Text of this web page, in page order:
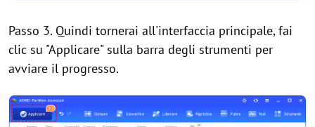
Passo 3. Quindi tornerai all'interfaccia principale, fai
clic su "Applicare" sulla barra degli strumenti per
avviare il progresso.